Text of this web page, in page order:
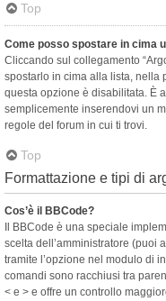
Top
Come posso spostare in cima
Cliccando sul collegamento
spostarlo in cima alla lista, nella
questa opzione è disabilitata. È
semplicemente inserendovi un
regole del forum in cui ti trovi.
Top
Formattazione e tipi di
Cos’è il BBCode?
Il BBCode è una speciale
scelta dell’amministratore (puoi
tramite l’opzione nel modulo di
comandi sono racchiusi tra
< e > e offre un controllo